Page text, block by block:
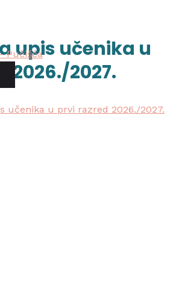
upis učenika u
2026./2027.
učenika u prvi razred 2026./2027.